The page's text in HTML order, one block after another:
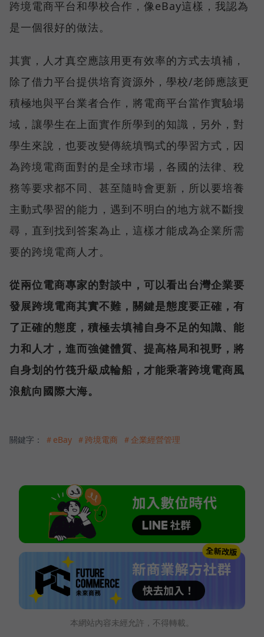
跨境電商平台和學校合作，像eBay這樣，我認為
是一個很好的做法。
其實，人才真空應該用更有效率的方式去填補，
除了借力平台提供培育資源外，學校/老師應該更
積極地與平台業者合作，將電商平台當作實驗場
域，讓學生在上面實作所學到的知識，另外，對
學生來說，也要改變傳統填鴨式的學習方式，因
為跨境電商面對的是全球市場，各國的法律、稅
務等要求都不同、甚至隨時會更新，所以要培養
主動式學習的能力，遇到不明白的地方就不斷搜
尋，直到找到答案為止，這樣才能成為企業所需
要的跨境電商人才。
從兩位電商專家的對談中，可以看出台灣企業要
發展跨境電商其實不難，關鍵是態度要正確，有
了正確的態度，積極去填補自身不足的知識、能
力和人才，進而強健體質、提高格局和視野，將
自身划的竹筏升級成輪船，才能乘著跨境電商風
浪航向國際大海。
關鍵字： ＃eBay ＃跨境電商 ＃企業經營管理
本網站內容未經允許，不得轉載。